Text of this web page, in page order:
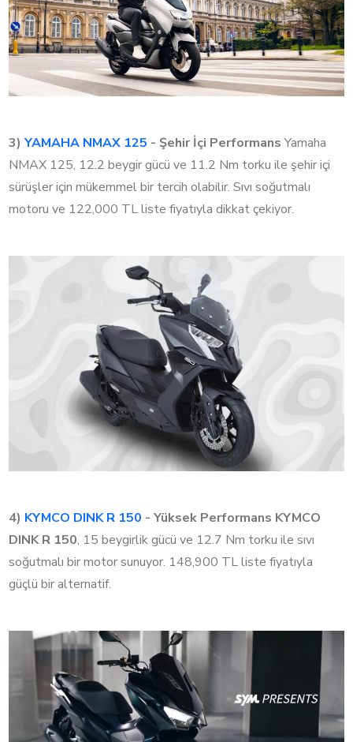
3)YAMAHA NMAX 125 - Şehir İçi PerformansYamaha
NMAX 125, 12.2 beygir gücü ve 11.2 Nm torku ile şehir içi
sürüşler için mükemmel bir tercih olabilir. Sıvı soğutmalı
motoru ve 122,000 TL liste fiyatıyla dikkat çekiyor.
4) KYMCO DINK R 150 - Yüksek Performans KYMCO
DINK R 150, 15 beygirlik gücü ve 12.7 Nm torku ile sıvı
soğutmalı bir motor sunuyor. 148,900 TL liste fiyatıyla
güçlü bir alternatif.